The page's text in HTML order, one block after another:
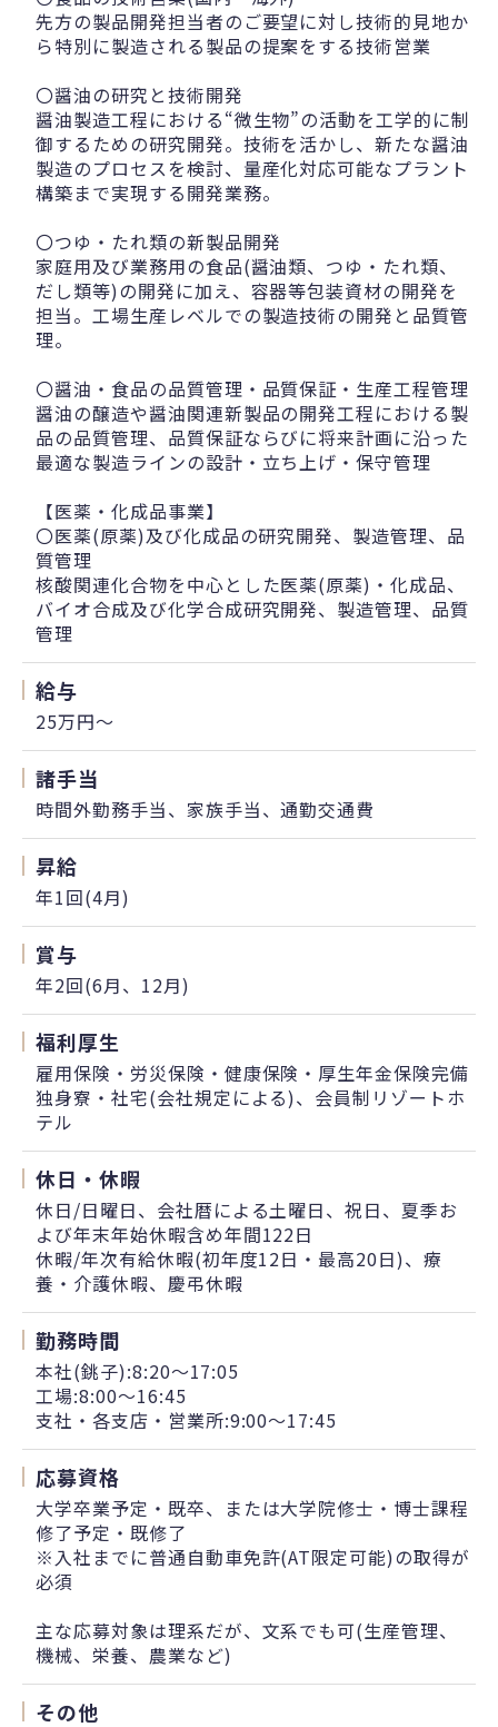
先方の製品開発担当者のご要望に対し技術的見地か
ら特別に製造される製品の提案をする技術営業
〇醤油の研究と技術開発
醤油製造工程における“微生物”の活動を工学的に制
御するための研究開発。技術を活かし、新たな醤油
製造のプロセスを検討、量産化対応可能なプラント
構築まで実現する開発業務。
〇つゆ・たれ類の新製品開発
家庭用及び業務用の食品(醤油類、つゆ・たれ類、
だし類等)の開発に加え、容器等包装資材の開発を
担当。工場生産レベルでの製造技術の開発と品質管
理。
〇醤油・食品の品質管理・品質保証・生産工程管理
醤油の醸造や醤油関連新製品の開発工程における製
品の品質管理、品質保証ならびに将来計画に沿った
最適な製造ラインの設計・立ち上げ・保守管理
【医薬・化成品事業】
〇医薬(原薬)及び化成品の研究開発、製造管理、品
質管理
核酸関連化合物を中心とした医薬(原薬)・化成品、
バイオ合成及び化学合成研究開発、製造管理、品質
管理
給与
25万円〜
諸手当
時間外勤務手当、家族手当、通勤交通費
昇給
年1回(4月)
賞与
年2回(6月、12月)
福利厚生
雇用保険・労災保険・健康保険・厚生年金保険完備
独身寮・社宅(会社規定による)、会員制リゾートホ
テル
休日・休暇
休日/日曜日、会社暦による土曜日、祝日、夏季お
よび年末年始休暇含め年間122日
休暇/年次有給休暇(初年度12日・最高20日)、療
養・介護休暇、慶弔休暇
勤務時間
本社(銚子):8:20～17:05
工場:8:00～16:45
支社・各支店・営業所:9:00～17:45
応募資格
大学卒業予定・既卒、または大学院修士・博士課程
修了予定・既修了
※入社までに普通自動車免許(AT限定可能)の取得が
必須
主な応募対象は理系だが、文系でも可(生産管理、
機械、栄養、農業など)
その他